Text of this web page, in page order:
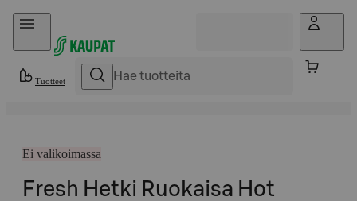
Hyppää sisältöön
Tuotteet
Ei valikoimassa
Fresh Hetki Ruokaisa Hot